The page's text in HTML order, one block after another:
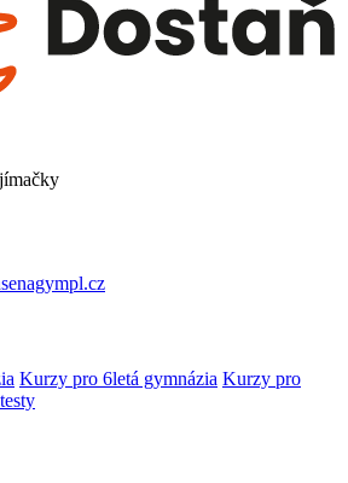
Kurzy pro 6letá gymnázia Kurzy pro